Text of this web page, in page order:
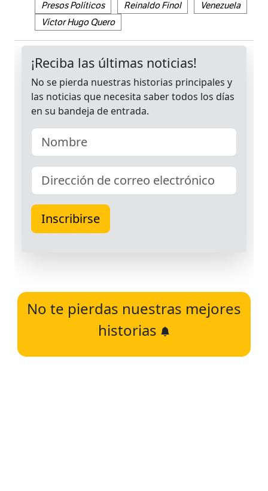
Presos Políticos Reinaldo Finol
Venezuela
Víctor Hugo Quero
No te pierdas nuestras mejores
historias